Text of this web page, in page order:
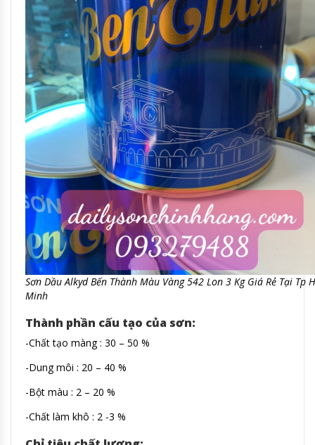
Sơn Dầu Alkyd Bến Thành Màu Vàng 542 Lon 3 Kg Giá Rẻ Tại Tp
Minh
Thành phần cấu tạo của sơn:
-Chất tạo màng : 30 – 50 %
-Dung môi : 20 – 40 %
-Bột màu : 2 – 20 %
-Chất làm khô : 2 -3 %